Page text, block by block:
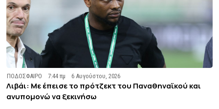
ΠΟΔΟΣΦΑΙΡΟ 7:44 πμ 6 Αυγούστου, 2026
Λιβάι: Με έπεισε το πρότζεκτ του Παναθηναϊκού και
ανυπομονώ να ξεκινήσω